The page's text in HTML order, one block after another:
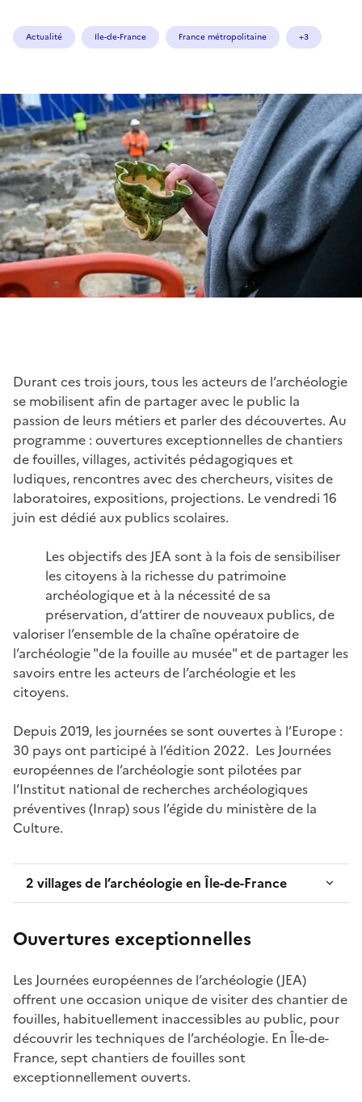
Actualité Ile-de-France France métropolitaine +3
Durant ces trois jours, tous les acteurs de l’archéologie
se mobilisent afin de partager avec le public la
passion de leurs métiers et parler des découvertes. Au
programme : ouvertures exceptionnelles de chantiers
de fouilles, villages, activités pédagogiques et
ludiques, rencontres avec des chercheurs, visites de
laboratoires, expositions, projections. Le vendredi 16
juin est dédié aux publics scolaires.
Les objectifs des JEA sont à la fois de sensibiliser
les citoyens à la richesse du patrimoine
archéologique et à la nécessité de sa
préservation, d’attirer de nouveaux publics, de
valoriser l’ensemble de la chaîne opératoire de
l’archéologie "de la fouille au musée" et de partager les
savoirs entre les acteurs de l’archéologie et les
citoyens.
Depuis 2019, les journées se sont ouvertes à l’Europe :
30 pays ont participé à l’édition 2022. Les Journées
européennes de l’archéologie sont pilotées par
l’Institut national de recherches archéologiques
préventives (Inrap) sous l’égide du ministère de la
Culture.
2 villages de l’archéologie en Île-de-France
Ouvertures exceptionnelles
Les Journées européennes de l’archéologie (JEA)
offrent une occasion unique de visiter des chantier de
fouilles, habituellement inaccessibles au public, pour
découvrir les techniques de l’archéologie. En Île-de-
France, sept chantiers de fouilles sont
exceptionnellement ouverts.